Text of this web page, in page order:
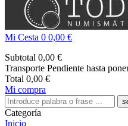
Mi Cesta 0 0,00 €
Subtotal 0,00 €
Transporte Pendiente hasta
Total 0,00 €
Mi compra
Categoría
Inicio